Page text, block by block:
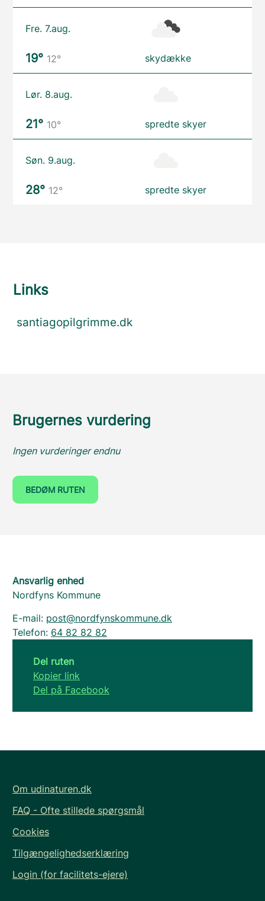
Fre. 7.aug.
19° 12° skydække
Lør. 8.aug.
21° 10° spredte skyer
Søn. 9.aug.
28° 12° spredte skyer
Links
santiagopilgrimme.dk
Brugernes vurdering
Ingen vurderinger endnu
BEDØM RUTEN
Ansvarlig enhed
Nordfyns Kommune
E-mail: post@nordfynskommune.dk
Telefon: 64 82 82 82
Del ruten
Kopier link
Del på Facebook
Om udinaturen.dk
FAQ - Ofte stillede spørgsmål
Cookies
Tilgængelighedserklæring
Login (for facilitets-ejere)